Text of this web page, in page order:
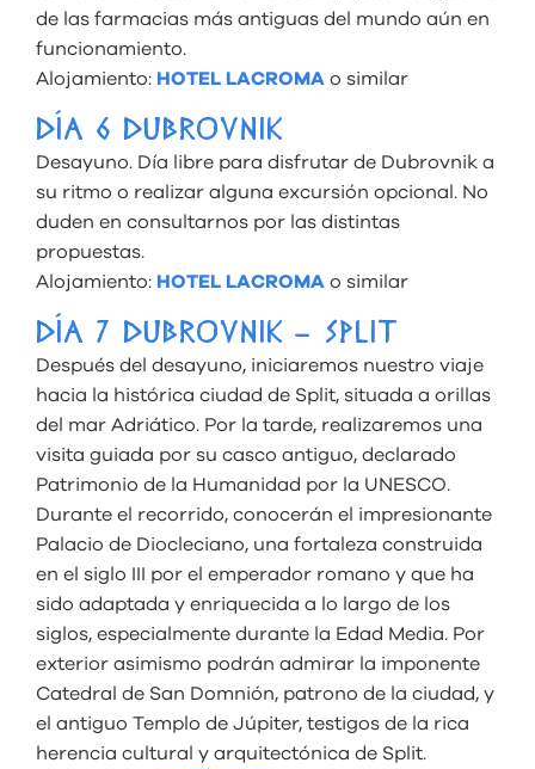
de las farmacias más antiguas del mundo aún en
funcionamiento.
Alojamiento: HOTEL LACROMA o similar
DÍA 6 DUBROVNIK
Desayuno. Día libre para disfrutar de Dubrovnik a
su ritmo o realizar alguna excursión opcional. No
duden en consultarnos por las distintas
propuestas.
Alojamiento: HOTEL LACROMA o similar
DÍA 7 DUBROVNIK – SPLIT
Después del desayuno, iniciaremos nuestro viaje
hacia la histórica ciudad de Split, situada a orillas
del mar Adriático. Por la tarde, realizaremos una
visita guiada por su casco antiguo, declarado
Patrimonio de la Humanidad por la UNESCO.
Durante el recorrido, conocerán el impresionante
Palacio de Diocleciano, una fortaleza construida
en el siglo III por el emperador romano y que ha
sido adaptada y enriquecida a lo largo de los
siglos, especialmente durante la Edad Media. Por
exterior asimismo podrán admirar la imponente
Catedral de San Domnión, patrono de la ciudad, y
el antiguo Templo de Júpiter, testigos de la rica
herencia cultural y arquitectónica de Split.